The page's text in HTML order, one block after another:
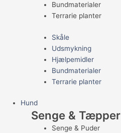
Bundmaterialer
Terrarie planter
Skåle
Udsmykning
Hjælpemidler
Bundmaterialer
Terrarie planter
Hund
Senge & Tæpper
Senge & Puder